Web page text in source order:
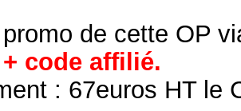
de cette OP
+ code affilié.
: 67euros HT le